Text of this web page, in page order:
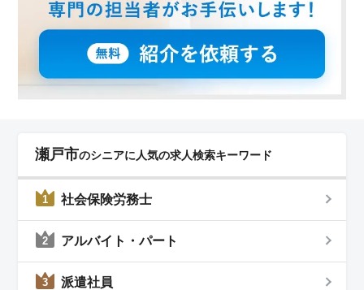
瀬戸市のシニアに人気の求人検索キーワード
1 社会保険労務士
2 アルバイト・パート
3 派遣社員